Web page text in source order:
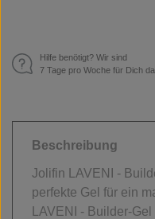
Hilfe benötigt? Wir sind
7 Tage pro Woche für Dich da.
Beschreibung
Jolifin LAVENI -
perfekte Gel für ein
LAVENI - Builder-